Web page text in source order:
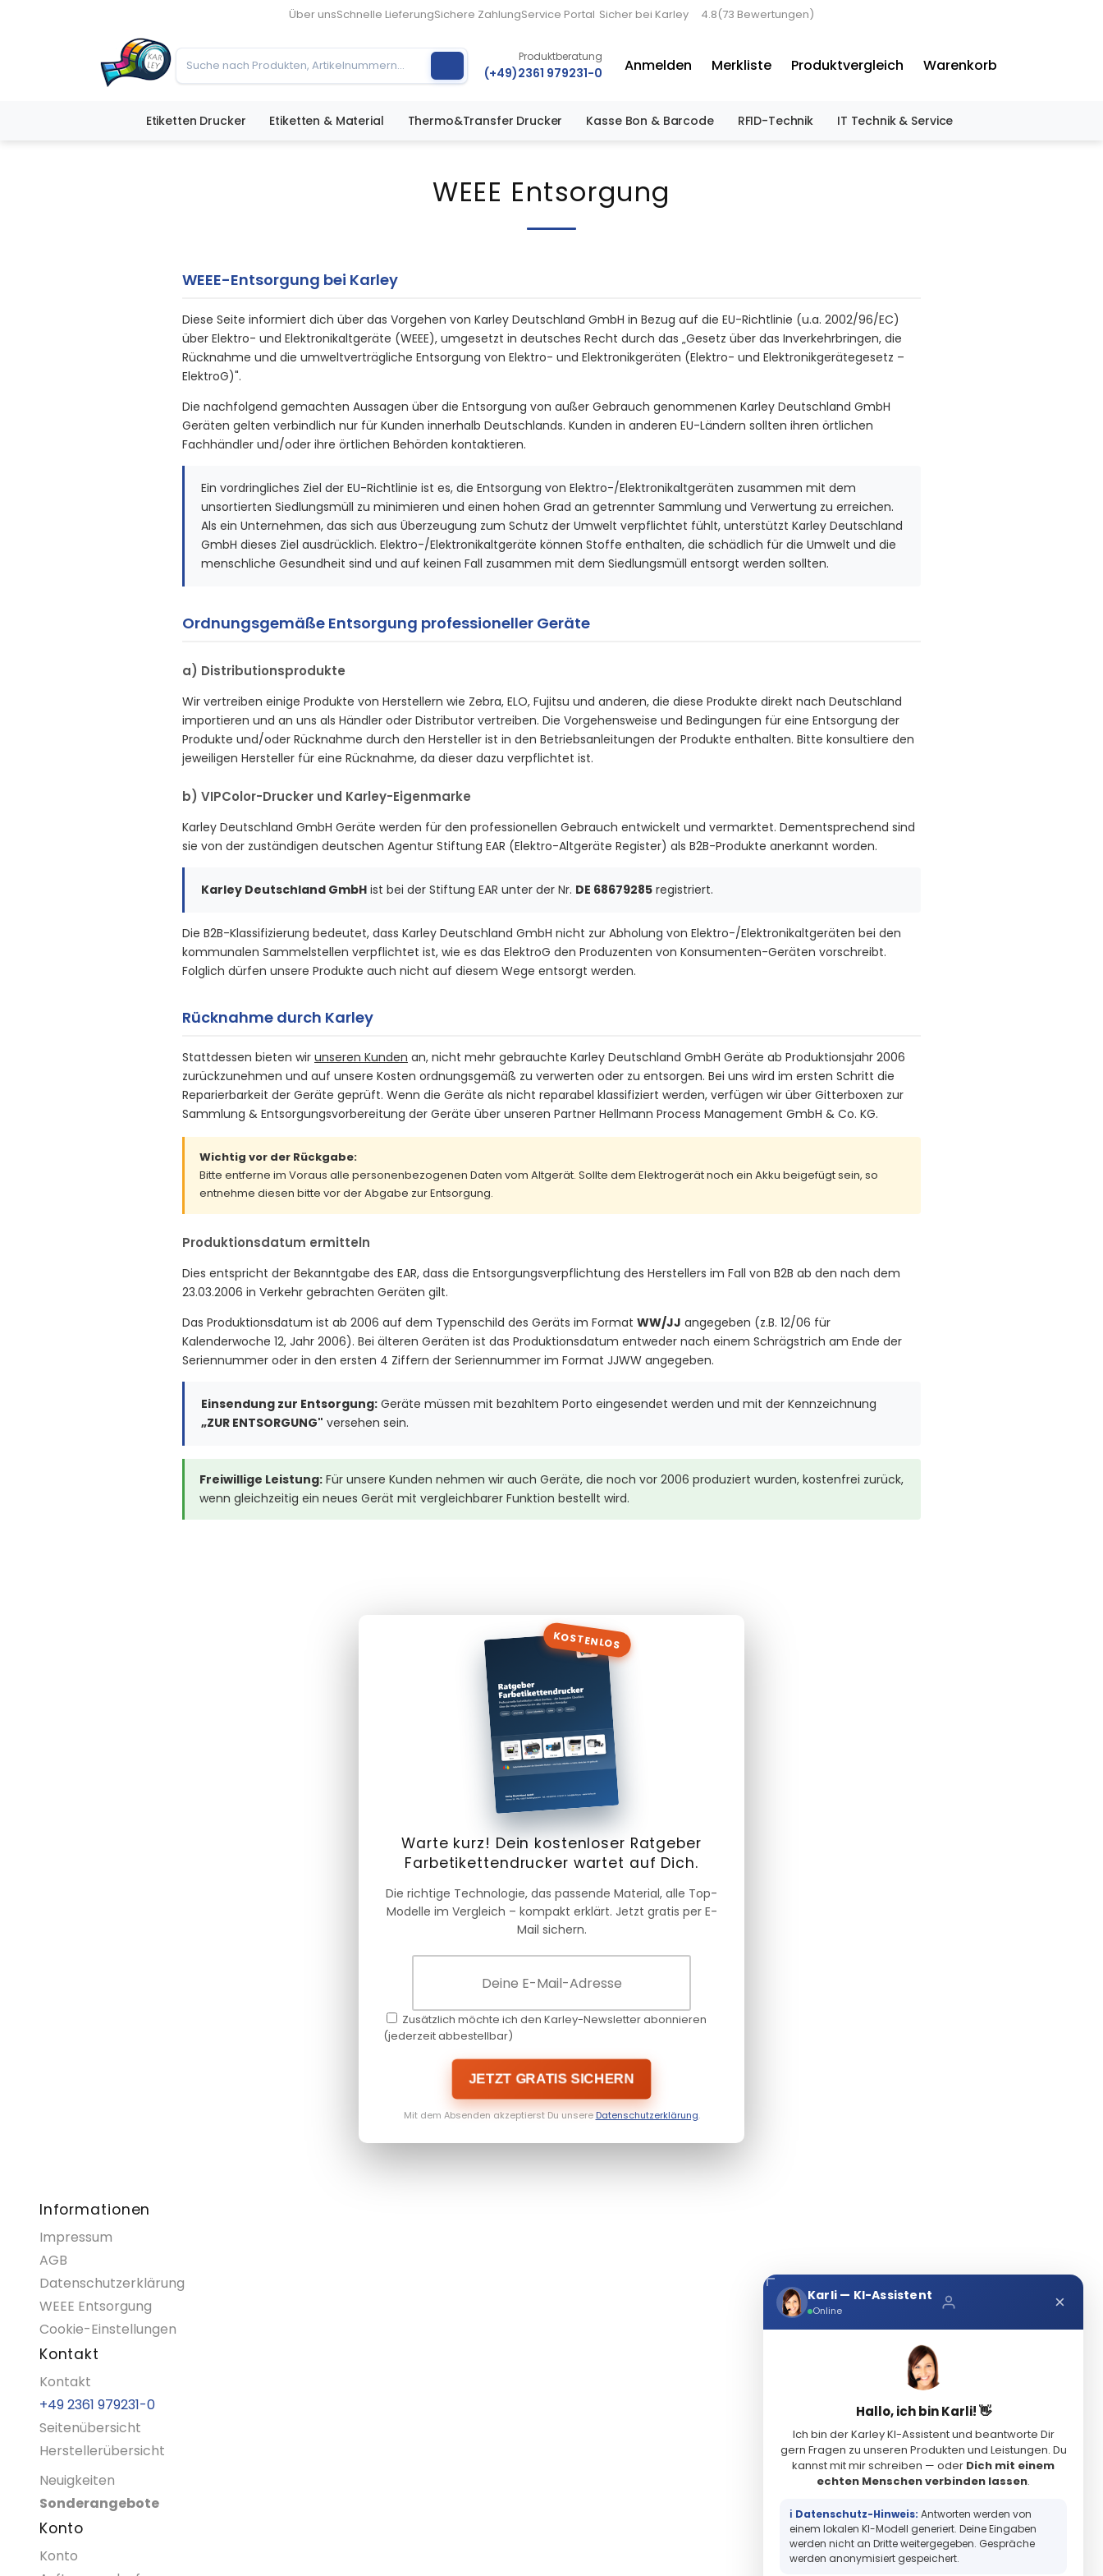
Über unsSchnelle LieferungSichere ZahlungService Portal Sicher bei Karley 4.8(73 Bewertungen)
Produktberatung
(+49)2361 979231-0 Anmelden Merkliste Produktvergleich Warenkorb
Etiketten Drucker Etiketten & Material Thermo&Transfer Drucker Kasse Bon & Barcode RFID-Technik IT Technik & Service
WEEE Entsorgung
WEEE-Entsorgung bei Karley
Diese Seite informiert dich über das Vorgehen von Karley Deutschland GmbH in Bezug auf die EU-Richtlinie (u.a. 2002/96/EC)
über Elektro- und Elektronikaltgeräte (WEEE), umgesetzt in deutsches Recht durch das „Gesetz über das Inverkehrbringen, die
Rücknahme und die umweltverträgliche Entsorgung von Elektro- und Elektronikgeräten (Elektro- und Elektronikgerätegesetz –
ElektroG)".
Die nachfolgend gemachten Aussagen über die Entsorgung von außer Gebrauch genommenen Karley Deutschland GmbH
Geräten gelten verbindlich nur für Kunden innerhalb Deutschlands. Kunden in anderen EU-Ländern sollten ihren örtlichen
Fachhändler und/oder ihre örtlichen Behörden kontaktieren.
Ein vordringliches Ziel der EU-Richtlinie ist es, die Entsorgung von Elektro-/Elektronikaltgeräten zusammen mit dem
unsortierten Siedlungsmüll zu minimieren und einen hohen Grad an getrennter Sammlung und Verwertung zu erreichen.
Als ein Unternehmen, das sich aus Überzeugung zum Schutz der Umwelt verpflichtet fühlt, unterstützt Karley Deutschland
GmbH dieses Ziel ausdrücklich. Elektro-/Elektronikaltgeräte können Stoffe enthalten, die schädlich für die Umwelt und die
menschliche Gesundheit sind und auf keinen Fall zusammen mit dem Siedlungsmüll entsorgt werden sollten.
Ordnungsgemäße Entsorgung professioneller Geräte
a) Distributionsprodukte
Wir vertreiben einige Produkte von Herstellern wie Zebra, ELO, Fujitsu und anderen, die diese Produkte direkt nach Deutschland
importieren und an uns als Händler oder Distributor vertreiben. Die Vorgehensweise und Bedingungen für eine Entsorgung der
Produkte und/oder Rücknahme durch den Hersteller ist in den Betriebsanleitungen der Produkte enthalten. Bitte konsultiere den
jeweiligen Hersteller für eine Rücknahme, da dieser dazu verpflichtet ist.
b) VIPColor-Drucker und Karley-Eigenmarke
Karley Deutschland GmbH Geräte werden für den professionellen Gebrauch entwickelt und vermarktet. Dementsprechend sind
sie von der zuständigen deutschen Agentur Stiftung EAR (Elektro-Altgeräte Register) als B2B-Produkte anerkannt worden.
Karley Deutschland GmbH ist bei der Stiftung EAR unter der Nr. DE 68679285 registriert.
Die B2B-Klassifizierung bedeutet, dass Karley Deutschland GmbH nicht zur Abholung von Elektro-/Elektronikaltgeräten bei den
kommunalen Sammelstellen verpflichtet ist, wie es das ElektroG den Produzenten von Konsumenten-Geräten vorschreibt.
Folglich dürfen unsere Produkte auch nicht auf diesem Wege entsorgt werden.
Rücknahme durch Karley
Stattdessen bieten wir unseren Kunden an, nicht mehr gebrauchte Karley Deutschland GmbH Geräte ab Produktionsjahr 2006
zurückzunehmen und auf unsere Kosten ordnungsgemäß zu verwerten oder zu entsorgen. Bei uns wird im ersten Schritt die
Reparierbarkeit der Geräte geprüft. Wenn die Geräte als nicht reparabel klassifiziert werden, verfügen wir über Gitterboxen zur
Sammlung & Entsorgungsvorbereitung der Geräte über unseren Partner Hellmann Process Management GmbH & Co. KG.
Wichtig vor der Rückgabe:
Bitte entferne im Voraus alle personenbezogenen Daten vom Altgerät. Sollte dem Elektrogerät noch ein Akku beigefügt sein, so
entnehme diesen bitte vor der Abgabe zur Entsorgung.
Produktionsdatum ermitteln
Dies entspricht der Bekanntgabe des EAR, dass die Entsorgungsverpflichtung des Herstellers im Fall von B2B ab den nach dem
23.03.2006 in Verkehr gebrachten Geräten gilt.
Das Produktionsdatum ist ab 2006 auf dem Typenschild des Geräts im Format WW/JJ angegeben (z.B. 12/06 für
Kalenderwoche 12, Jahr 2006). Bei älteren Geräten ist das Produktionsdatum entweder nach einem Schrägstrich am Ende der
Seriennummer oder in den ersten 4 Ziffern der Seriennummer im Format JJWW angegeben.
Einsendung zur Entsorgung: Geräte müssen mit bezahltem Porto eingesendet werden und mit der Kennzeichnung
„ZUR ENTSORGUNG" versehen sein.
Freiwillige Leistung: Für unsere Kunden nehmen wir auch Geräte, die noch vor 2006 produziert wurden, kostenfrei zurück,
wenn gleichzeitig ein neues Gerät mit vergleichbarer Funktion bestellt wird.
KOSTENLOS
Warte kurz! Dein kostenloser Ratgeber
Farbetikettendrucker wartet auf Dich.
Die richtige Technologie, das passende Material, alle Top-
Modelle im Vergleich – kompakt erklärt. Jetzt gratis per E-
Mail sichern.
Zusätzlich möchte ich den Karley-Newsletter abonnieren
(jederzeit abbestellbar)
JETZT GRATIS SICHERN
Mit dem Absenden akzeptierst Du unsere Datenschutzerklärung.
Informationen
Impressum
AGB
Datenschutzerklärung
WEEE Entsorgung
Cookie-Einstellungen
Kontakt
Kontakt
+49 2361 979231-0
Seitenübersicht
Herstellerübersicht
Neuigkeiten
Sonderangebote
Konto
Konto
Karli — KI-Assistent
Online ×
Hallo, ich bin Karli! 👋
Ich bin der Karley KI-Assistent und beantworte Dir
gern Fragen zu unseren Produkten und Leistungen. Du
kannst mit mir schreiben — oder Dich mit einem
echten Menschen verbinden lassen.
ℹ️ Datenschutz-Hinweis: Antworten werden von
einem lokalen KI-Modell generiert. Deine Eingaben
werden nicht an Dritte weitergegeben. Gespräche
werden anonymisiert gespeichert.